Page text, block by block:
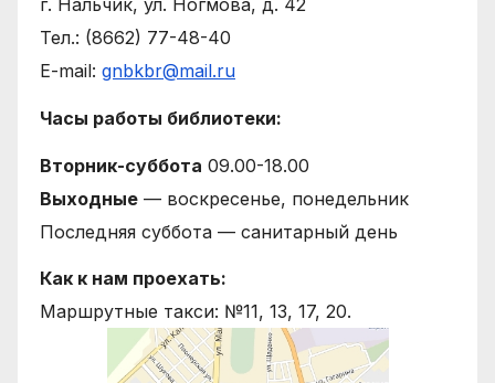
Тел.: (8662) 77-48-40
E-mail: gnbkbr@mail.ru
Часы работы библиотеки:
Вторник-суббота 09.00-18.00
Выходные — воскресенье, понедельник
Последняя суббота — санитарный день
Как к нам проехать:
Маршрутные такси: №11, 13, 17, 20.